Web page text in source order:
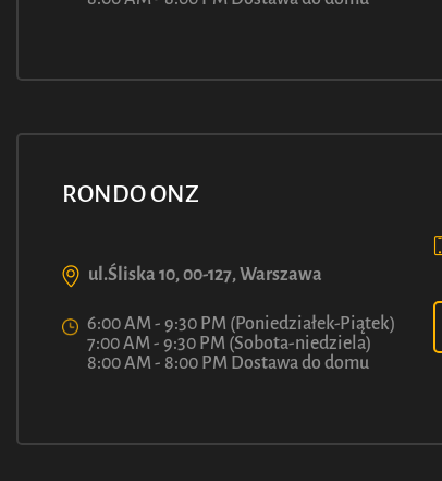
MOŻE MASZ
RONDO ONZ
ul.Śliska 10, 00-127, Warszawa
6:00 AM - 9:30 PM (Poniedziałek-Piątek)
7:00 AM - 9:30 PM (Sobota-niedziela)
8:00 AM - 8:00 PM Dostawa do domu